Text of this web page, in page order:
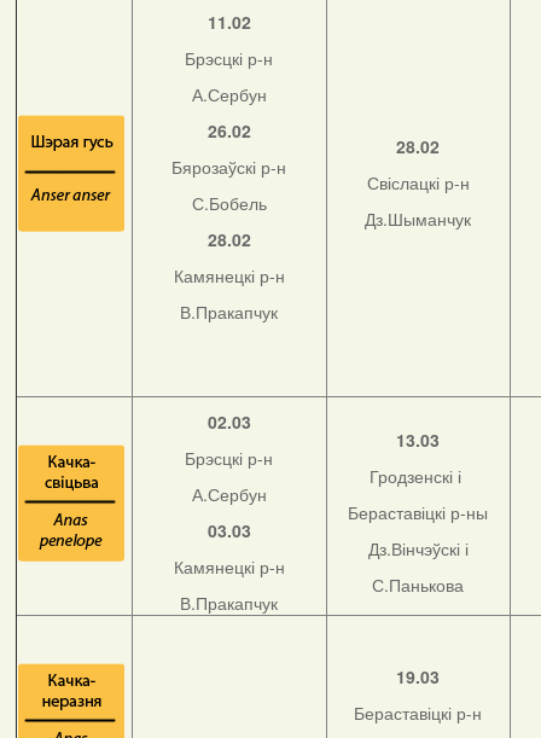
11.02
Брэсцкі р-н
А.Сербун
26.02
Бярозаўскі р-н
С.Бобель
28.02
Камянецкі р-н
В.Пракапчук
28.02
Свіслацкі р-н
Дз.Шыманчук
02.03
Брэсцкі р-н
А.Сербун
03.03
Камянецкі р-н
В.Пракапчук
13.03
Гродзенскі і
Бераставіцкі р-ны
Дз.Вінчэўскі і
С.Панькова
19.03
Бераставіцкі р-н